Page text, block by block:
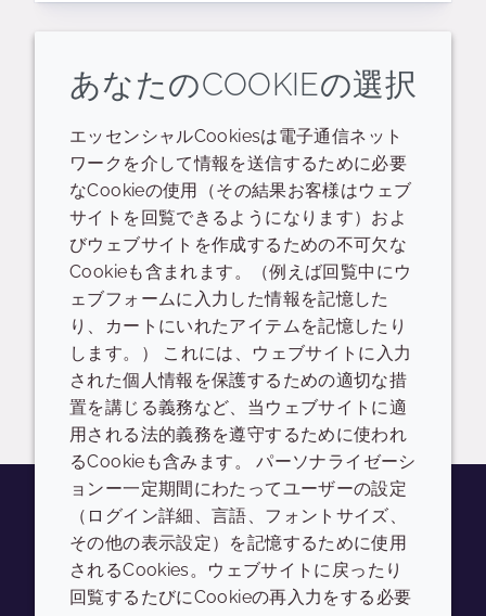
関連するリソース
PID POS
インフォグラフィック データシート
SOLAVEIL HTP1 MBAL-PW-(MV) - TTR0739
英語: 434.0 KB READ DESCRIPTIONS
ログイン/登録
YoutubeInstagramLinkedInTiktok
会社 LEGAL
あなたのCOOKIEの選択
エッセンシャルCookiesは電子通信ネット
ワークを介して情報を送信するために必要
なCookieの使用（その結果お客様はウェブ
サイトを回覧できるようになります）およ
びウェブサイトを作成するための不可欠な
Cookieも含まれます。（例えば回覧中にウ
ェブフォームに入力した情報を記憶した
り、カートにいれたアイテムを記憶したり
します。） これには、ウェブサイトに入力
された個人情報を保護するための適切な措
置を講じる義務など、当ウェブサイトに適
用される法的義務を遵守するために使われ
るCookieも含みます。 パーソナライゼーシ
ョンー一定期間にわたってユーザーの設定
（ログイン詳細、言語、フォントサイズ、
その他の表示設定）を記憶するために使用
されるCookies。ウェブサイトに戻ったり
回覧するたびにCookieの再入力をする必要